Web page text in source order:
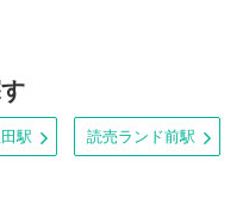
駅 読売ランド前駅